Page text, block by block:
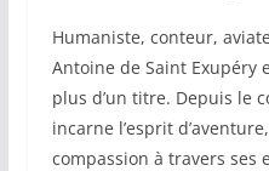
Humaniste, conteur,
Antoine de Saint Exupéry
plus d’un titre. Depuis le
incarne l’esprit
compassion à travers ses